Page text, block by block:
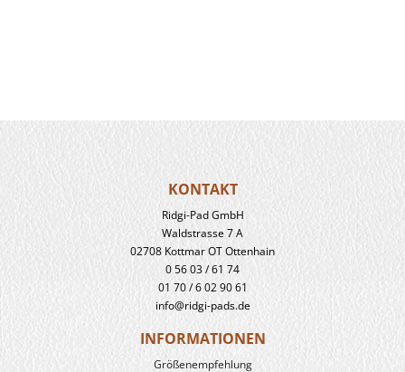
KONTAKT
Ridgi-Pad GmbH
Waldstrasse 7 A
02708 Kottmar OT Ottenhain
0 56 03 / 61 74
01 70 / 6 02 90 61
info@ridgi-pads.de
INFORMATIONEN
Größenempfehlung